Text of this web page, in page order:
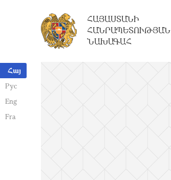
Հայ
Рус
Eng
Fra
ՀԱՅԱՍՏԱՆԻ
ՀԱՆՐԱՊԵՏՈՒԹՅԱՆ
ՆԱԽԱԳԱՀ